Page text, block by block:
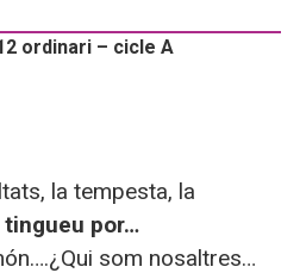
ordinari – cicle A
la tempesta, la
tingueu por…
som nosaltres…